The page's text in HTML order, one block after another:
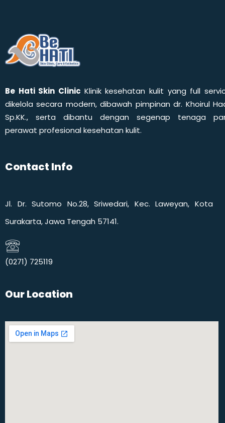
Be Hati Skin Clinic Klinik kesehatan kulit yang full
dikelola secara modern, dibawah pimpinan dr. Khoirul
Sp.KK., serta dibantu dengan segenap tenaga
perawat profesional kesehatan kulit.
Contact Info
Jl. Dr. Sutomo No.28, Sriwedari, Kec. Laweyan, Kota
Surakarta, Jawa Tengah 57141.
(0271) 725119​
Our Location